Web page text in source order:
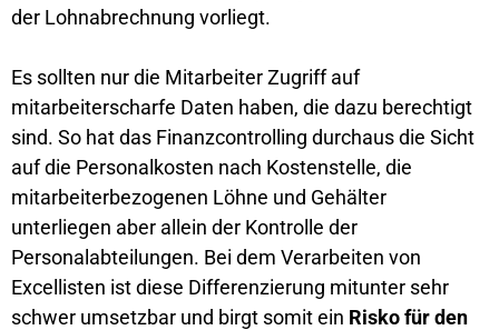
der Lohnabrechnung vorliegt.
Es sollten nur die Mitarbeiter Zugriff auf
mitarbeiterscharfe Daten haben, die dazu berechtigt
sind. So hat das Finanzcontrolling durchaus die Sicht
auf die Personalkosten nach Kostenstelle, die
mitarbeiterbezogenen Löhne und Gehälter
unterliegen aber allein der Kontrolle der
Personalabteilungen. Bei dem Verarbeiten von
Excellisten ist diese Differenzierung mitunter sehr
schwer umsetzbar und birgt somit ein Risko für den